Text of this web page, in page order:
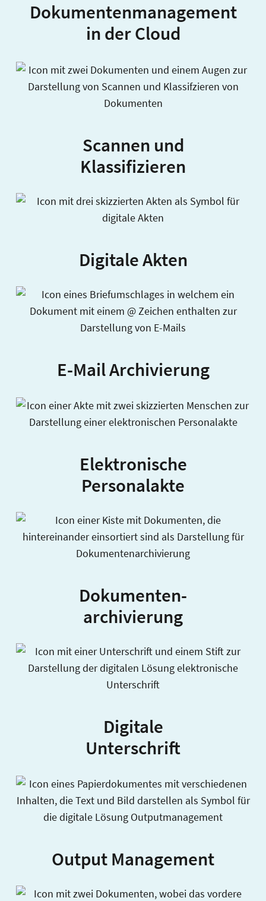
Dokumentenmanagement
in der Cloud
Scannen und
Klassifizieren
Digitale Akten
E-Mail Archivierung
Elektronische
Personalakte
Dokumenten-
archivierung
Digitale
Unterschrift
Output Management